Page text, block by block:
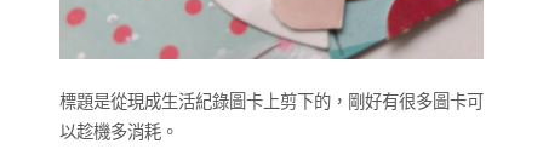
標題是從現成生活紀錄圖卡上剪下的，剛好有很多圖卡可
以趁機多消耗。